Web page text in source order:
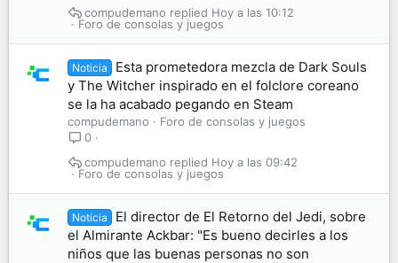
Foro de consolas y juegos
Hoy a las 10:12
compudemano
Noticia
Esta prometedora mezcla de Dark Souls
y The Witcher inspirado en el folclore coreano
se la ha acabado pegando en Steam
compudemano
Foro de consolas y juegos
0
Foro de consolas y juegos
Hoy a las 09:42
compudemano
Noticia
El director de El Retorno del Jedi, sobre
el Almirante Ackbar: "Es bueno decirles a los
niños que las buenas personas no son